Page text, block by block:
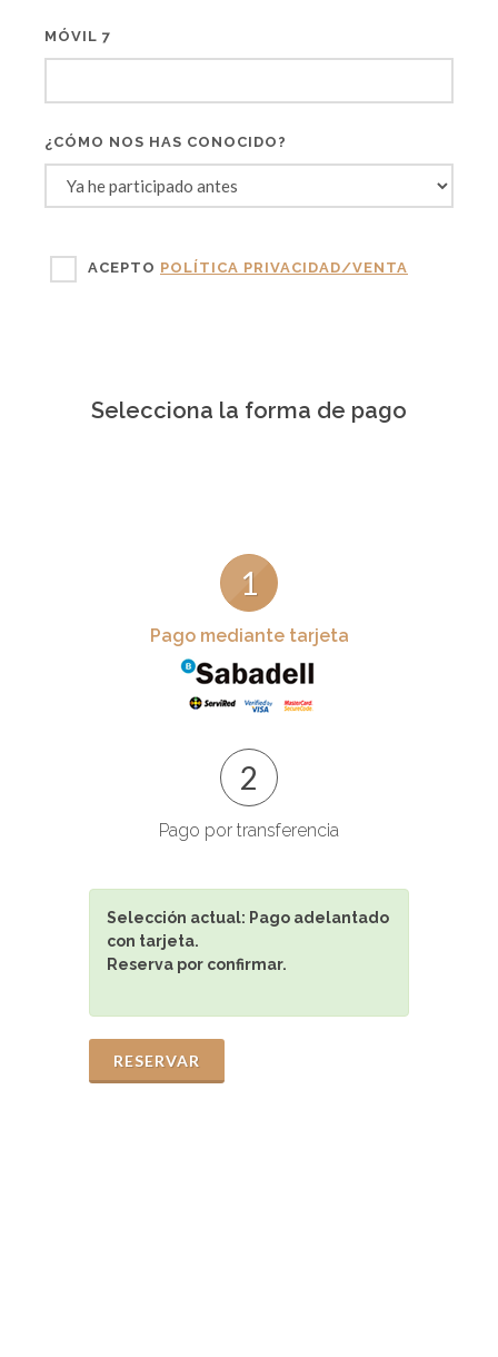
MÓVIL 7
¿CÓMO NOS HAS CONOCIDO?
ACEPTO POLÍTICA PRIVACIDAD/VENTA
Selecciona la forma de pago
1
Pago mediante tarjeta
2
Pago por transferencia
Selección actual: Pago adelantado
con tarjeta.
Reserva por confirmar.
RESERVAR